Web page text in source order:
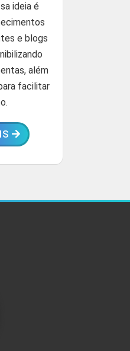
ideia é
e blogs
além
facilitar